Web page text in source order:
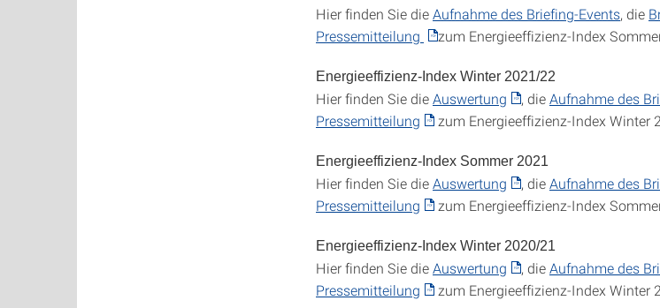
Hier finden Sie dieAufnahme des Briefing-Events, die
Pressemitteilung
zum Energieeffizienz-Index
Energieeffizienz-Index Winter 2021/22
Hier finden Sie dieAuswertung , dieAufnahme des
Pressemitteilung
zum Energieeffizienz-Index Winter
Energieeffizienz-Index Sommer 2021
Hier finden Sie dieAuswertung , dieAufnahme des
Pressemitteilung
zum Energieeffizienz-Index
Energieeffizienz-Index Winter 2020/21
Hier finden Sie dieAuswertung , dieAufnahme des
Pressemitteilung
zum Energieeffizienz-Index Winter